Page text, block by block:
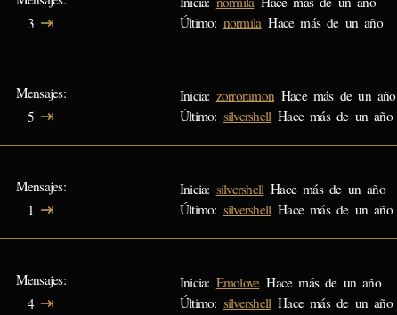
3 ⇥
Último: normila Hace más de un año
Mensajes
5 ⇥
Inicia: zorroramon Hace más de un año
Último: silvershell Hace más de un año
Mensajes
1 ⇥
Inicia: silvershell Hace más de un año
Último: silvershell Hace más de un año
Mensajes
4 ⇥
Inicia: Emolove Hace más de un año
Último: silvershell Hace más de un año